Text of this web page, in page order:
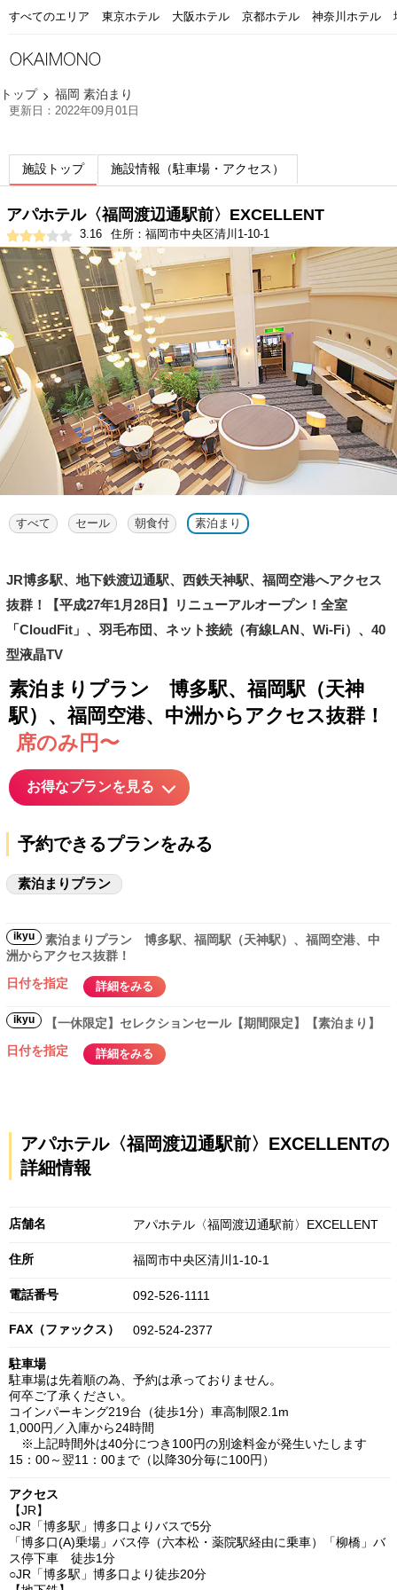
すべてのエリア 東京ホテル 大阪ホテル 京都ホテル 神奈川ホテル
トップ 福岡 素泊まり
更新日：2022年09月01日
施設トップ 施設情報（駐車場・アクセス）
アパホテル〈福岡渡辺通駅前〉EXCELLENT
3.16 住所：福岡市中央区清川1-10-1
すべて セール 朝食付 素泊まり
JR博多駅、地下鉄渡辺通駅、西鉄天神駅、福岡空港へアクセス
抜群！【平成27年1月28日】リニューアルオープン！全室
「CloudFit」、羽毛布団、ネット接続（有線LAN、Wi-Fi）、40
型液晶TV
素泊まりプラン 博多駅、福岡駅（天神
駅）、福岡空港、中洲からアクセス抜群！
席のみ円〜
お得なプランを見る
予約できるプランをみる
素泊まりプラン
ikyu
素泊まりプラン 博多駅、福岡駅（天神駅）、福岡空港、中
洲からアクセス抜群！
日付を指定
詳細をみる
ikyu
【一休限定】セレクションセール【期間限定】【素泊まり】
日付を指定
詳細をみる
アパホテル〈福岡渡辺通駅前〉EXCELLENTの
詳細情報
店舗名 アパホテル〈福岡渡辺通駅前〉EXCELLENT
住所 福岡市中央区清川1-10-1
電話番号 092-526-1111
FAX（ファックス） 092-524-2377
駐車場
駐車場は先着順の為、予約は承っておりません。
何卒ご了承ください。
コインパーキング219台（徒歩1分）車高制限2.1m
1,000円／入庫から24時間
※上記時間外は40分につき100円の別途料金が発生いたします
15：00～翌11：00まで（以降30分毎に100円）
アクセス
【JR】
○JR「博多駅」博多口よりバスで5分
「博多口(A)乗場」バス停（六本松・薬院駅経由に乗車）「柳橋」バ
ス停下車 徒歩1分
○JR「博多駅」博多口より徒歩20分